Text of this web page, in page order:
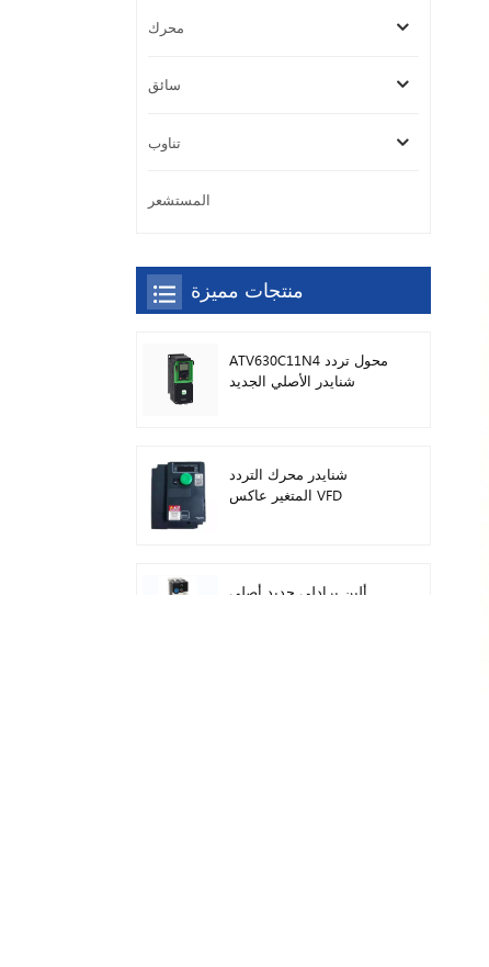
محرك
سائق
تناوب
المستشعر
منتجات مميزة
ATV630C11N4 محول تردد
شنايدر الأصلي الجديد
شنايدر محرك التردد
المتغير عاكس VFD
ألين برادلي جديد أصلي